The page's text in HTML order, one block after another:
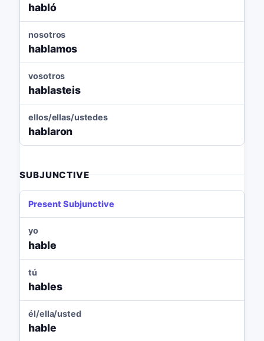
habló
nosotros
hablamos
vosotros
hablasteis
ellos/ellas/ustedes
hablaron
SUBJUNCTIVE
Present Subjunctive
yo
hable
tú
hables
él/ella/usted
hable